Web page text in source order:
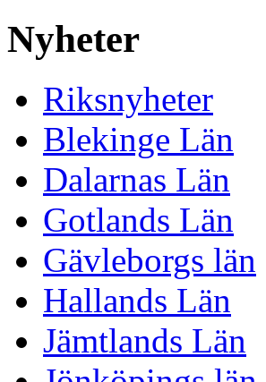
Nyheter
Riksnyheter
Blekinge Län
Dalarnas Län
Gotlands Län
Gävleborgs län
Hallands Län
Jämtlands Län